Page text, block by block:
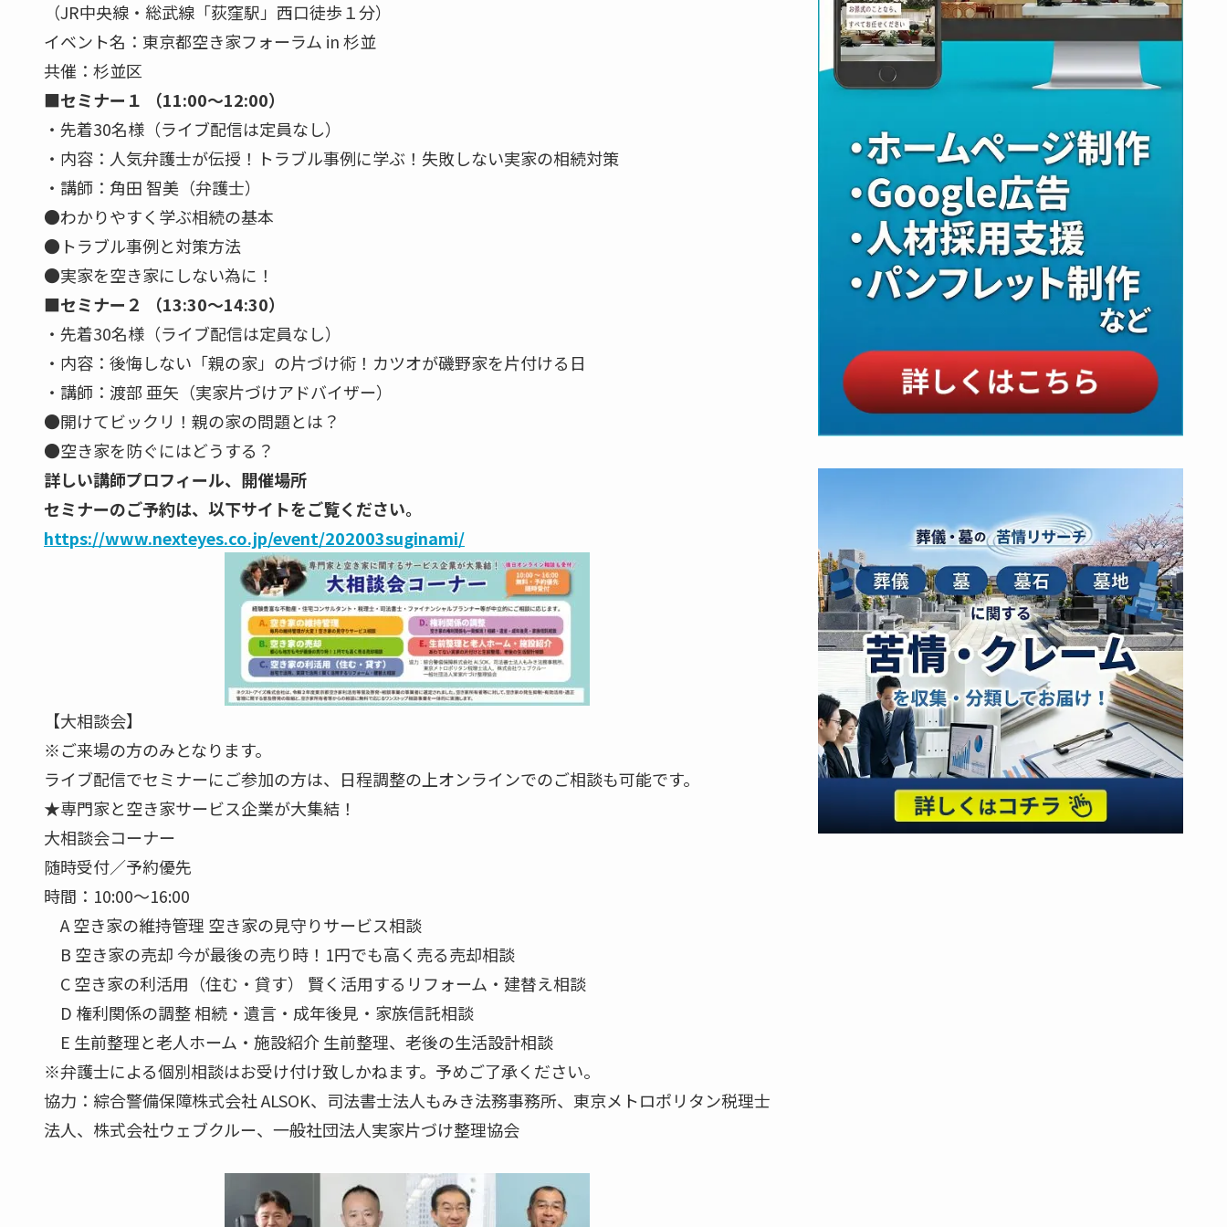
（JR中央線・総武線「荻窪駅」西口徒歩１分）
イベント名：東京都空き家フォーラム in 杉並
共催：杉並区
■セミナー１ （11:00～12:00）
・先着30名様（ライブ配信は定員なし）
・内容：人気弁護士が伝授！トラブル事例に学ぶ！失敗しない実家の相続対策
・講師：角田 智美（弁護士）
●わかりやすく学ぶ相続の基本
●トラブル事例と対策方法
●実家を空き家にしない為に！
■セミナー２ （13:30～14:30）
・先着30名様（ライブ配信は定員なし）
・内容：後悔しない「親の家」の片づけ術！カツオが磯野家を片付ける日
・講師：渡部 亜矢（実家片づけアドバイザー）
●開けてビックリ！親の家の問題とは？
●空き家を防ぐにはどうする？
詳しい講師プロフィール、開催場所
セミナーのご予約は、以下サイトをご覧ください。
https://www.nexteyes.co.jp/event/202003suginami/
【大相談会】
※ご来場の方のみとなります。
ライブ配信でセミナーにご参加の方は、日程調整の上オンラインでのご相談も可能です。
★専門家と空き家サービス企業が大集結！
大相談会コーナー
随時受付／予約優先
時間：10:00～16:00
A 空き家の維持管理 空き家の見守りサービス相談
B 空き家の売却 今が最後の売り時！1円でも高く売る売却相談
C 空き家の利活用（住む・貸す） 賢く活用するリフォーム・建替え相談
D 権利関係の調整 相続・遺言・成年後見・家族信託相談
E 生前整理と老人ホーム・施設紹介 生前整理、老後の生活設計相談
※弁護士による個別相談はお受け付け致しかねます。予めご了承ください。
協力：綜合警備保障株式会社 ALSOK、司法書士法人もみき法務事務所、東京メトロポリタン税理士
法人、株式会社ウェブクルー、一般社団法人実家片づけ整理協会